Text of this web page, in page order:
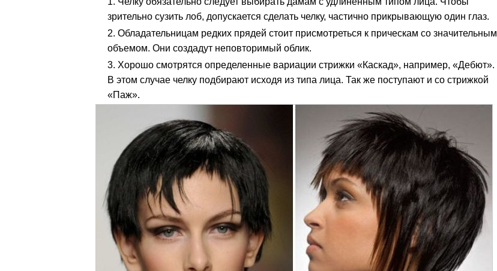
зрительно сузить лоб, допускается сделать челку, частично прикрывающую один глаз.
Обладательницам редких прядей стоит присмотреться к прическам со значительным
объемом. Они создадут неповторимый облик.
Хорошо смотрятся определенные вариации стрижки «Каскад», например, «Дебют».
В этом случае челку подбирают исходя из типа лица. Так же поступают и со стрижкой
«Паж».